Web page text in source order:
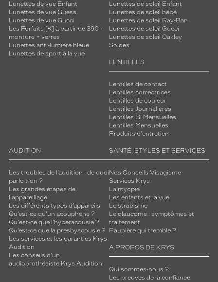
Gris
dégradé
Indice
protection
Progressifs
Unifocaux
Type
montage
Cerclé
Taille
de
monture
Matière
Lunettes de vue Enfant
Lunettes de vue Guess
Lunettes de vue Gucci
Les Forfaits [K] à partir de 39€ -
monture + verres
Lunettes anti-lumière bleue
Lunettes de sport à la vue
Lunettes de soleil Enfant
Lunettes de soleil bébé
Lunettes de soleil Ray-Ban
Lunettes de soleil Gucci
Lunettes de soleil Oakley
Soldes
LENTILLES
Lentilles de contact
Lentilles correctrices
Lentilles de couleur
Lentilles Journalières
Lentilles Bi Mensuelles
Lentilles Mensuelles
Produits d'entretien
AUDITION
Les troubles de l’audition : de quoi
parle-t-on ?
Les grandes étapes de
l'appareillage
Les différents types d’appareils
Qu’est-ce qu'un acouphène ?
Qu'est-ce que l'hyperacousie ?
Qu’est-ce que la presbyacousie ?
Les services et les garanties Krys
Audition
Les conseils d'un
audioprothésiste Krys Audition
SANTÉ, STYLES ET SERVICES
Nos Conseils Visagisme
Services Krys
La myopie
Les enfants et la vue
Le strabisme
Le glaucome : symptômes et
traitement
Paupière qui tremble ?
A PROPOS DE KRYS
Qui sommes-nous ?
Les preuves de la confiance